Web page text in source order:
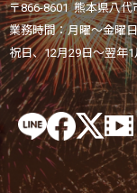
〒866-8601 熊本県八
業務時間：月曜～金曜
祝日、12月29日～翌年